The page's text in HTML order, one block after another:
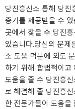
당진흥신소 통해 당진
증거를 제공받을 수
곳에서 찾을 수 당진
있습니다.당신의 문제
소 도움 덕분에 외도
하기 위해 합법적이
도움을 줄 수 당진흥신
로 해결해 줄 당진흥신
한 전문가들이 도움을